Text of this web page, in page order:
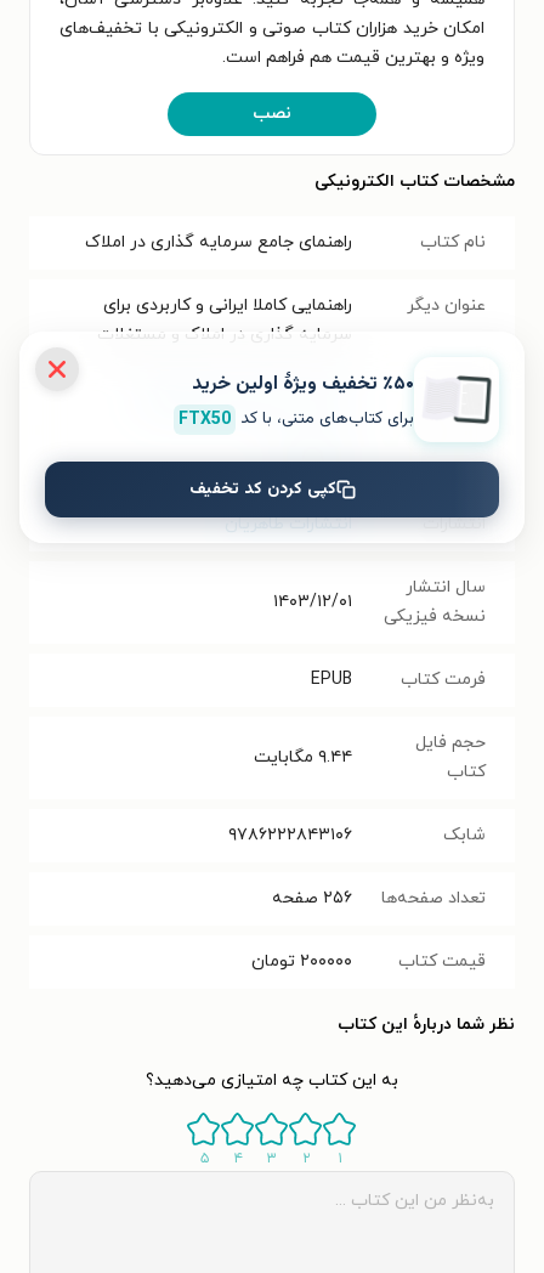
امکان خرید هزاران کتاب صوتی و الکترونیکی با تخفیف‌های
ویژه و بهترین قیمت هم فراهم است.
نصب
مشخصات کتاب الکترونیکی
نام کتاب راهنمای جامع سرمایه گذاری در املاک
عنوان دیگر
راهنمایی کاملا ایرانی و کاربردی برای
سرمایه گذاری در املاک و مستغلات
مدیریت و کسب و کار
نویسنده هادی غالبی
انتشارات انتشارات طاهریان
سال انتشار
نسخه فیزیکی
۱۴۰۳/۱۲/۰۱
فرمت کتاب EPUB
حجم فایل
کتاب
۹.۴۴ مگابایت
شابک ۹۷۸۶۲۲۲۸۴۳۱۰۶
تعداد صفحه‌ها ۲۵۶ صفحه
قیمت کتاب ۲۰۰۰۰۰ تومان
نظر شما دربارهٔ این کتاب
به این کتاب چه امتیازی می‌دهید؟
۱ ۲ ۳ ۴ ۵
٪۵۰ تخفیف ویژۀ اولین خرید
برای کتاب‌های متنی، با کد FTX50
کپی کردن کد تخفیف